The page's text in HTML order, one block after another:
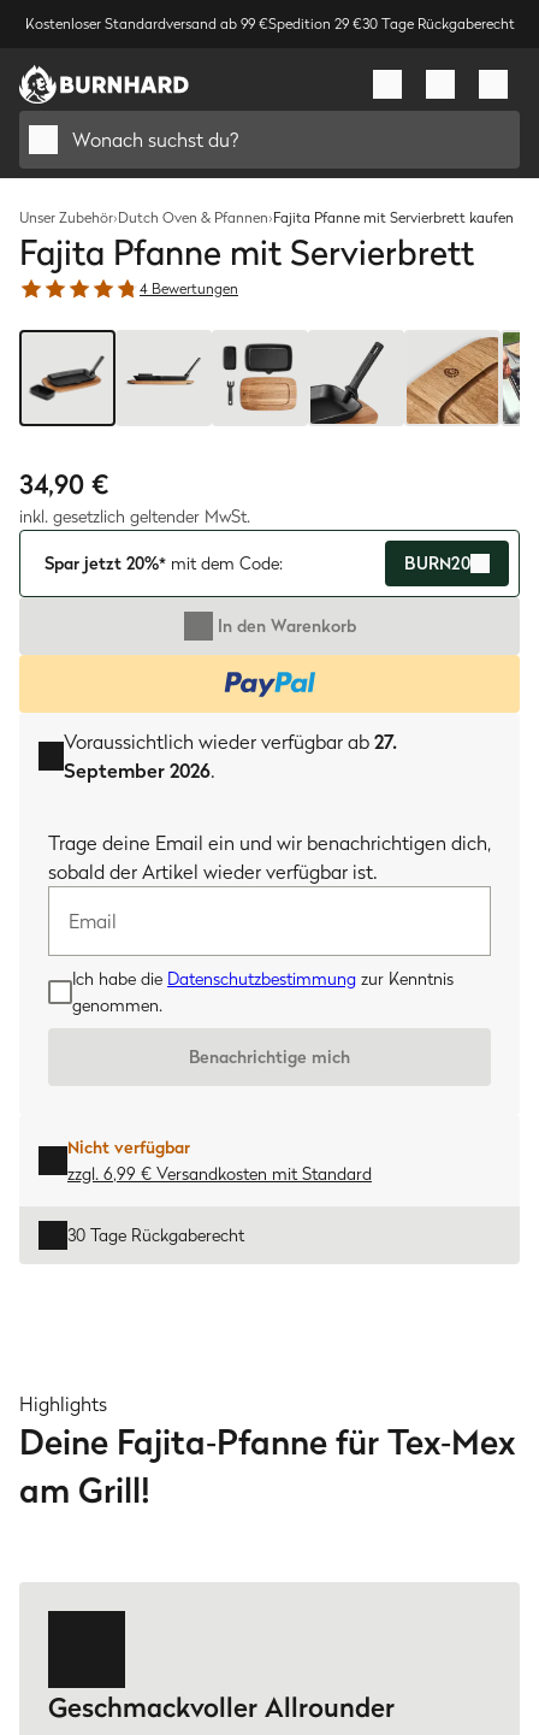
Kostenloser Standardversand ab 99 €Spedition 29 €30 Tage Rückgaberecht
Wonach suchst du?
Unser Zubehör›Dutch Oven & Pfannen›Fajita Pfanne mit Servierbrett kaufen
Fajita Pfanne mit Servierbrett
4 Bewertungen
Bild
34,90 €
inkl. gesetzlich geltender MwSt.
Spar jetzt 20%* mit dem Code: BURN20
In den Warenkorb
Voraussichtlich wieder verfügbar ab27.
September 2026.
Trage deine Email ein und wir benachrichtigen dich,
sobald der Artikel wieder verfügbar ist.
Email
Ich habe die Datenschutzbestimmung zur Kenntnis
genommen.
Benachrichtige mich
Nicht verfügbar
zzgl. 6,99 € Versandkosten mit Standard
30 Tage Rückgaberecht
Highlights
Deine Fajita‑Pfanne für Tex‑Mex
am Grill!
Geschmackvoller Allrounder